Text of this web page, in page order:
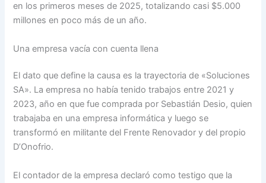
en los primeros meses de 2025, totalizando casi $5.000
millones en poco más de un año.
Una empresa vacía con cuenta llena
El dato que define la causa es la trayectoria de «Soluciones
SA». La empresa no había tenido trabajos entre 2021 y
2023, año en que fue comprada por Sebastián Desio, quien
trabajaba en una empresa informática y luego se
transformó en militante del Frente Renovador y del propio
D’Onofrio.
El contador de la empresa declaró como testigo que la